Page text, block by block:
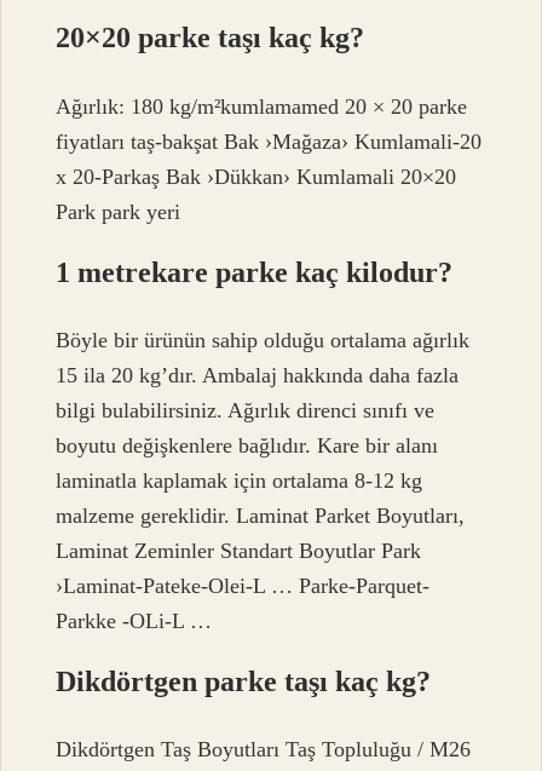
20×20 parke taşı kaç kg?
Ağırlık: 180 kg/m²kumlamamed 20 × 20 parke
fiyatları taş-bakşat Bak ›Mağaza› Kumlamali-20
x 20-Parkaş Bak ›Dükkan› Kumlamali 20×20
Park park yeri
1 metrekare parke kaç kilodur?
Böyle bir ürünün sahip olduğu ortalama ağırlık
15 ila 20 kg’dır. Ambalaj hakkında daha fazla
bilgi bulabilirsiniz. Ağırlık direnci sınıfı ve
boyutu değişkenlere bağlıdır. Kare bir alanı
laminatla kaplamak için ortalama 8-12 kg
malzeme gereklidir. Laminat Parket Boyutları,
Laminat Zeminler Standart Boyutlar Park
›Laminat-Pateke-Olei-L … Parke-Parquet-
Parkke -OLi-L …
Dikdörtgen parke taşı kaç kg?
Dikdörtgen Taş Boyutları Taş Topluluğu / M26